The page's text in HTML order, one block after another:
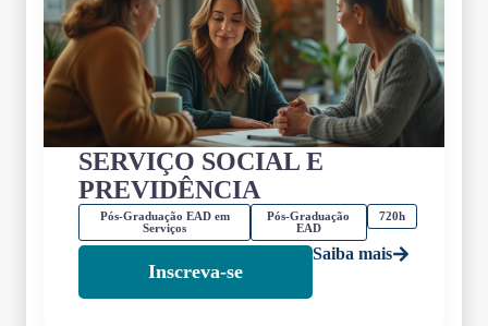
SERVIÇO SOCIAL E
PREVIDÊNCIA
Pós-Graduação EAD em
Serviços
Pós-Graduação
EAD
720h
Inscreva-se
Saiba mais